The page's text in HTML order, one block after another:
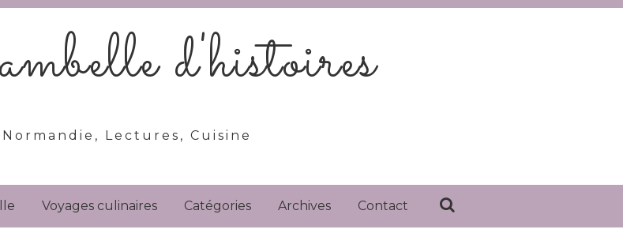
d'histoires
Lectures, Cuisine
Voyages culinaires Catégories Archives Contact